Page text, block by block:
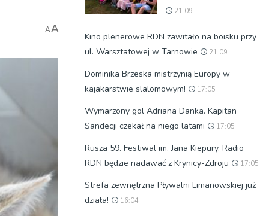
AA
21:09
Kino plenerowe RDN zawitało na boisku przy
ul. Warsztatowej w Tarnowie
21:09
Dominika Brzeska mistrzynią Europy w
kajakarstwie slalomowym!
17:05
Wymarzony gol Adriana Danka. Kapitan
Sandecji czekał na niego latami
17:05
Rusza 59. Festiwal im. Jana Kiepury. Radio
RDN będzie nadawać z Krynicy-Zdroju
17:05
Strefa zewnętrzna Pływalni Limanowskiej już
działa!
16:04